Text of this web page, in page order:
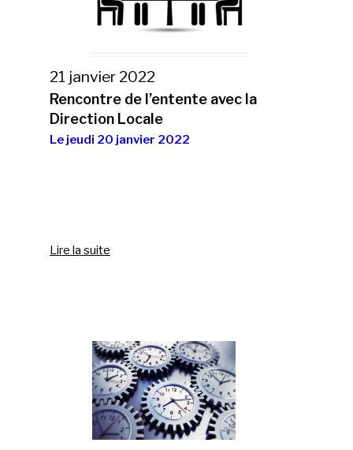
21 janvier 2022
Rencontre de l’entente avec la
Direction Locale
Le jeudi 20 janvier 2022
Lire la suite